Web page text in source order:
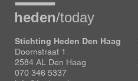
Stichting Heden Den Haag
Doornstraat 1
2584 AL Den Haag
070 346 5337